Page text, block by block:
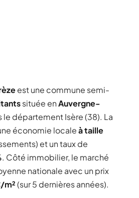
est une commune semi-
située enAuvergne-
le département Isère (38). La
économie localeà taille
et un taux de
. Côté immobilier, le marché
nationale avec un prix
m²(sur 5 dernières années).